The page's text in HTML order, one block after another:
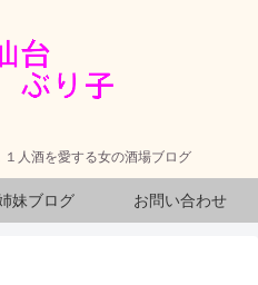
人酒を愛する女の酒場ブログ
妹ブログ お問い合わせ